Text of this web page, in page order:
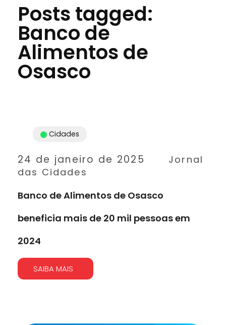
Posts tagged:
Banco de
Alimentos de
Osasco
24 de janeiro de 2025
Jornal
das Cidades
Cidades
Banco de Alimentos de Osasco
beneficia mais de 20 mil pessoas em
2024
SAIBA MAIS